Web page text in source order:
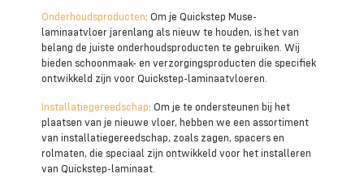
Onderhoudsproducten: Om je Quickstep Muse-
laminaatvloer jarenlang als nieuw te houden, is het van
belang de juiste onderhoudsproducten te gebruiken. Wij
bieden schoonmaak- en verzorgingsproducten die specifiek
ontwikkeld zijn voor Quickstep-laminaatvloeren.
Installatiegereedschap: Om je te ondersteunen bij het
plaatsen van je nieuwe vloer, hebben we een assortiment
van installatiegereedschap, zoals zagen, spacers en
rolmaten, die speciaal zijn ontwikkeld voor het installeren
van Quickstep-laminaat.